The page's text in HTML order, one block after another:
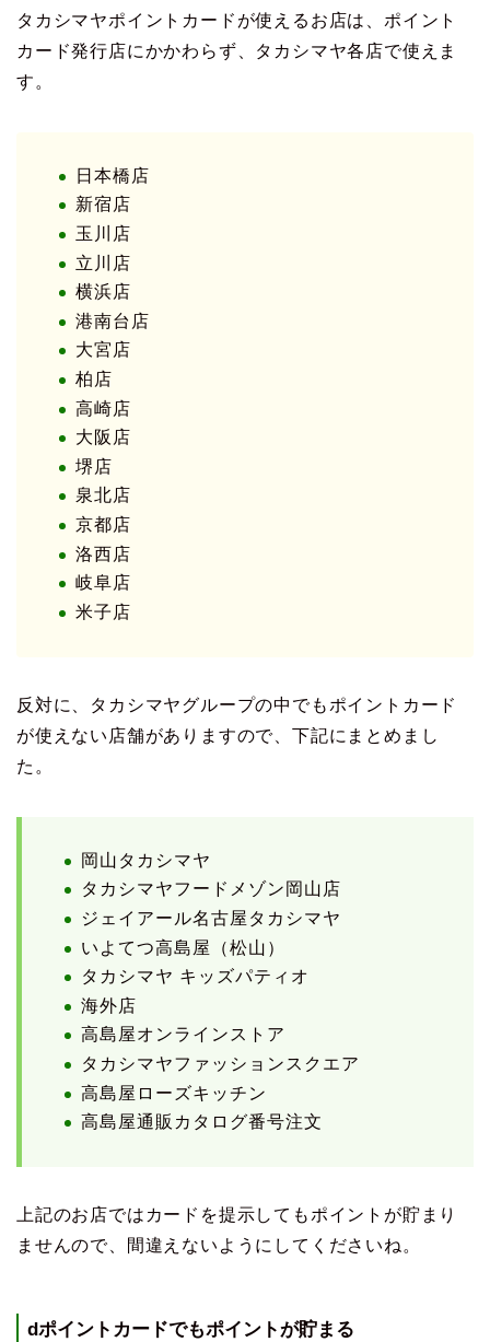
タカシマヤポイントカードが使えるお店は、ポイント
カード発行店にかかわらず、タカシマヤ各店で使えま
す。
日本橋店
新宿店
玉川店
立川店
横浜店
港南台店
大宮店
柏店
高崎店
大阪店
堺店
泉北店
京都店
洛西店
岐阜店
米子店
反対に、タカシマヤグループの中でもポイントカード
が使えない店舗がありますので、下記にまとめまし
た。
岡山タカシマヤ
タカシマヤフードメゾン岡山店
ジェイアール名古屋タカシマヤ
いよてつ高島屋（松山）
タカシマヤ キッズパティオ
海外店
高島屋オンラインストア
タカシマヤファッションスクエア
高島屋ローズキッチン
高島屋通販カタログ番号注文
上記のお店ではカードを提示してもポイントが貯まり
ませんので、間違えないようにしてくださいね。
dポイントカードでもポイントが貯まる